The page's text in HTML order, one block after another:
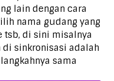
lain dengan cara
nama gudang yang
tsb, di sini misalnya
sinkronisasi adalah
sama